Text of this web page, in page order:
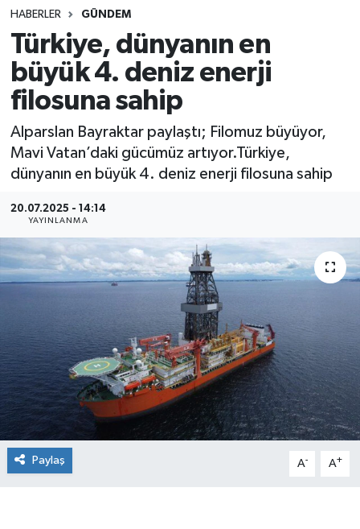
HABERLER GÜNDEM
Türkiye, dünyanın en
büyük 4. deniz enerji
filosuna sahip
Alparslan Bayraktar paylaştı; Filomuz büyüyor,
Mavi Vatan’daki gücümüz artıyor.Türkiye,
dünyanın en büyük 4. deniz enerji filosuna sahip
20.07.2025 - 14:14
YAYINLANMA
Paylaş A- A+
YARIŞMA/ETKİNLİKLER
ANKET
MEVZUAT/KARARLAR